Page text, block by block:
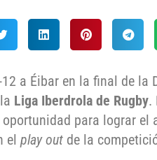
a Éibar en la final de la
Liga Iberdrola de Rugby.
para lograr el
el play out de la